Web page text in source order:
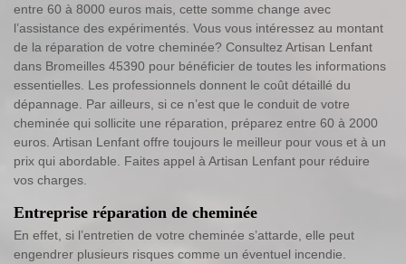
entre 60 à 8000 euros mais, cette somme change avec
l’assistance des expérimentés. Vous vous intéressez au montant
de la réparation de votre cheminée? Consultez Artisan Lenfant
dans Bromeilles 45390 pour bénéficier de toutes les informations
essentielles. Les professionnels donnent le coût détaillé du
dépannage. Par ailleurs, si ce n’est que le conduit de votre
cheminée qui sollicite une réparation, préparez entre 60 à 2000
euros. Artisan Lenfant offre toujours le meilleur pour vous et à un
prix qui abordable. Faites appel à Artisan Lenfant pour réduire
vos charges.
Entreprise réparation de cheminée
En effet, si l’entretien de votre cheminée s’attarde, elle peut
engendrer plusieurs risques comme un éventuel incendie.